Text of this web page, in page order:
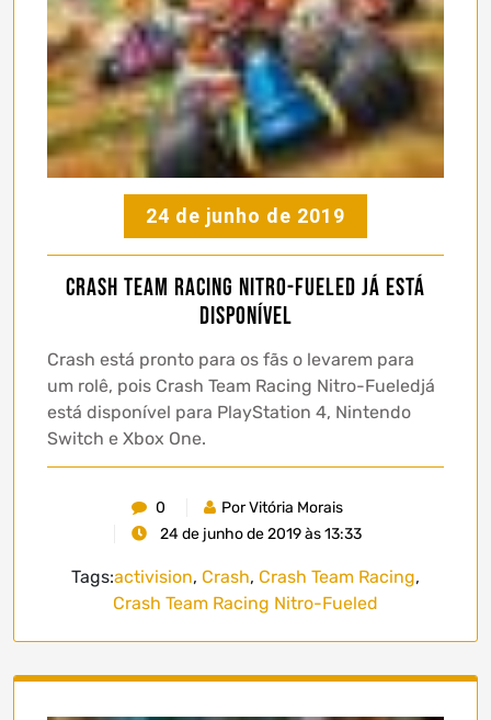
24 de junho de 2019
Crash Team Racing Nitro-Fueled já está
disponível
Crash está pronto para os fãs o levarem para
um rolê, pois Crash Team Racing Nitro-Fueledjá
está disponível para PlayStation 4, Nintendo
Switch e Xbox One.
0
Por Vitória Morais
24 de junho de 2019 às 13:33
Tags:activision, Crash, Crash Team Racing,
Crash Team Racing Nitro-Fueled